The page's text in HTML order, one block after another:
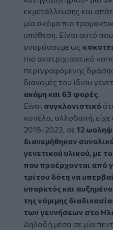
εκμετάλλευσης και
μία ακόμα πιο
υπόθεση. Είναι αυτό
ονομάσουμε ως
πιο ανατριχιαστικό
περιγραφόμενης δράσης
διανομές του ίδιου
ακόμη και 63 φορές.
Είναι συγκλονιστικό
κοπέλα, αλλοδαπή, είχε
2018-2023, σε 12
διανεμήθηκαν
γενετικού υλικού, με
που προέρχονται από
τρίτου δότη να
υπαρκτός και
της νόμιμης
των γεννήσεων στο
Δηλαδή μέσα σε μία